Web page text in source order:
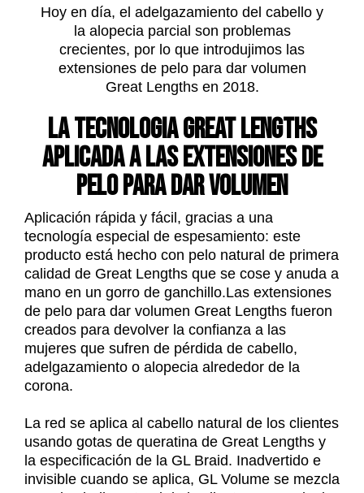
Hoy en día, el adelgazamiento del cabello y
la alopecia parcial son problemas
crecientes, por lo que introdujimos las
extensiones de pelo para dar volumen
Great Lengths en 2018.
La tecnologia Great Lengths
aplicada a las extensiones de
pelo para dar volumen
Aplicación rápida y fácil, gracias a una
tecnología especial de espesamiento: este
producto está hecho con pelo natural de primera
calidad de Great Lengths que se cose y anuda a
mano en un gorro de ganchillo.Las extensiones
de pelo para dar volumen Great Lengths fueron
creados para devolver la confianza a las
mujeres que sufren de pérdida de cabello,
adelgazamiento o alopecia alrededor de la
corona.
La red se aplica al cabello natural de los clientes
usando gotas de queratina de Great Lengths y
la especificación de la GL Braid. Inadvertido e
invisible cuando se aplica, GL Volume se mezcla